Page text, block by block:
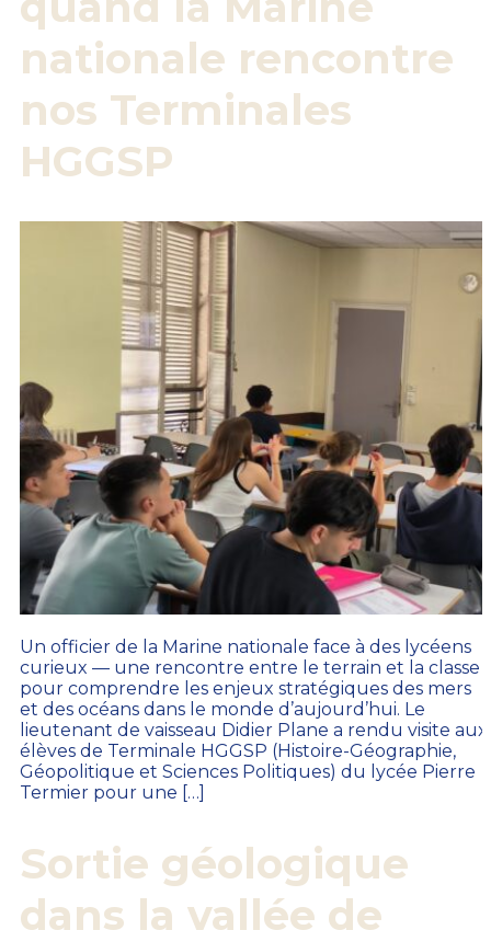
nationale rencontre
nos Terminales
HGGSP
Un officier de la Marine nationale face à des lycéens
curieux — une rencontre entre le terrain et la classe
pour comprendre les enjeux stratégiques des mers
et des océans dans le monde d’aujourd’hui. Le
lieutenant de vaisseau Didier Plane a rendu visite aux
élèves de Terminale HGGSP (Histoire-Géographie,
Géopolitique et Sciences Politiques) du lycée Pierre
Termier pour une […]
Sortie géologique
dans la vallée de